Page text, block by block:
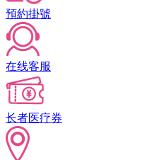
預約掛號
在线客服
长者医疗券